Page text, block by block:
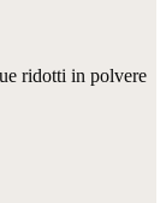
ridotti in polvere